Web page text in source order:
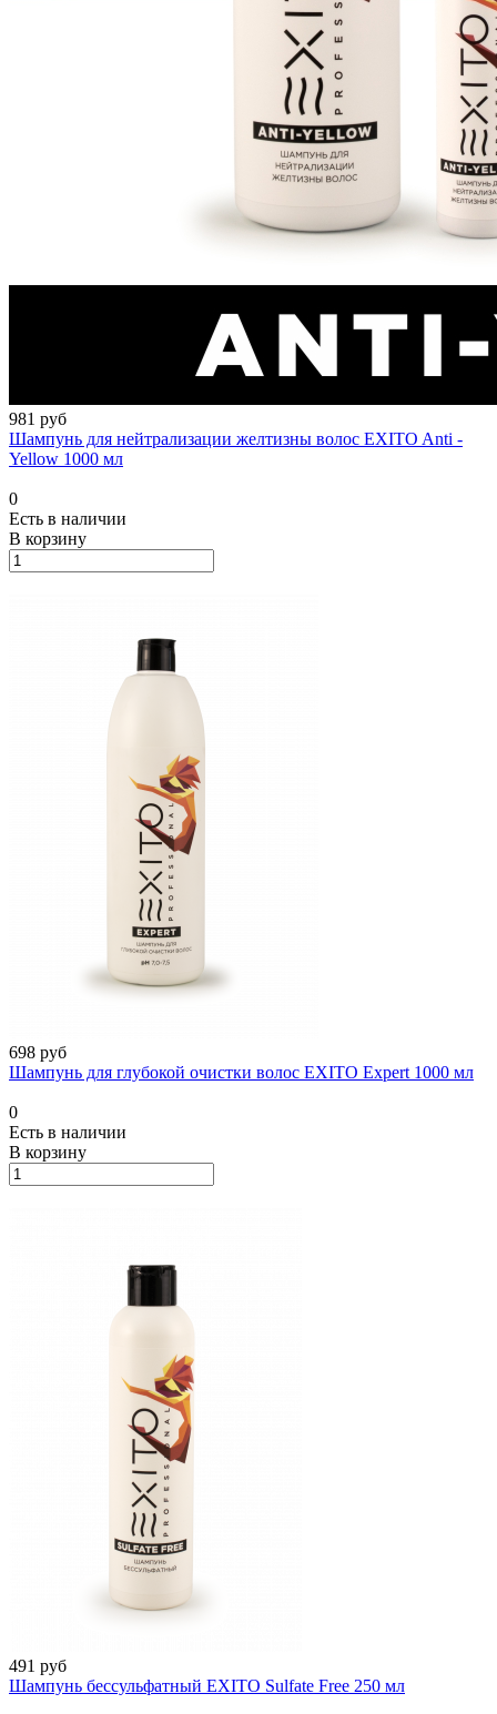
981 руб
Шампунь для нейтрализации желтизны волос EXITO Anti -
Yellow 1000 мл
0
Есть в наличии
В корзину
698 руб
Шампунь для глубокой очистки волос EXITO Expert 1000 мл
0
Есть в наличии
В корзину
491 руб
Шампунь бессульфатный EXITO Sulfate Free 250 мл